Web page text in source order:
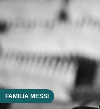
FAMILIA MESSI